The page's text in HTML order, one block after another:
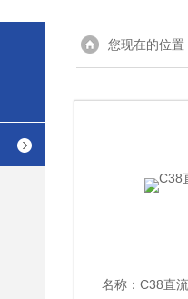
您现在的位置
名称： C38直